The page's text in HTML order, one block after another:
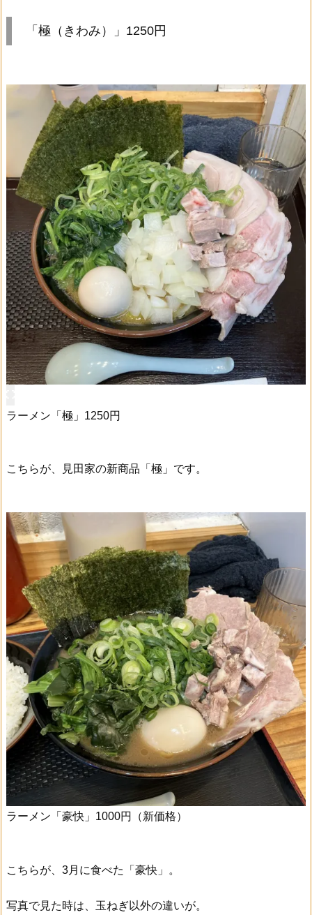
「極（きわみ）」1250円
ラーメン「極」1250円
こちらが、見田家の新商品「極」です。
ラーメン「豪快」1000円（新価格）
こちらが、3月に食べた「豪快」。
写真で見た時は、玉ねぎ以外の違いが。